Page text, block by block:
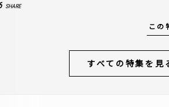
SHARE
この
すべての特集を見